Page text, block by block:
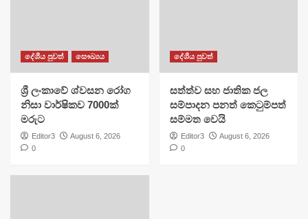
දේශීය පුවත් සෞඛ්‍යය
ශ්‍රී ලංකාවේ ශ්වසන රෝග
නිසා වාර්ෂිකව 7000ක්
මරුට
Editor3
August 6, 2026
0
දේශීය පුවත්
සත්ත්ව සහ ජාතික ජල
සම්පාදන පනත් කෙටුම්පත්
සම්මත වෙයි
Editor3
August 6, 2026
0